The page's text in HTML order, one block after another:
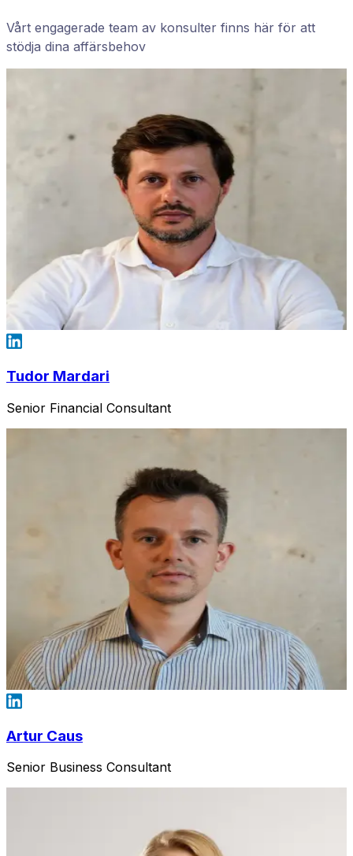
Vårt engagerade team av konsulter finns här för att
stödja dina affärsbehov
Tudor Mardari
Senior Financial Consultant
Artur Caus
Senior Business Consultant